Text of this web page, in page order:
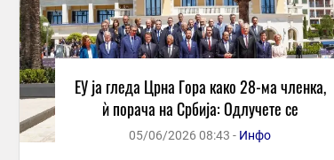
ЕУ ја гледа Црна Гора како 28-ма членка,
ѝ порача на Србија: Одлучете се
05/06/2026 08:43 - Инфо